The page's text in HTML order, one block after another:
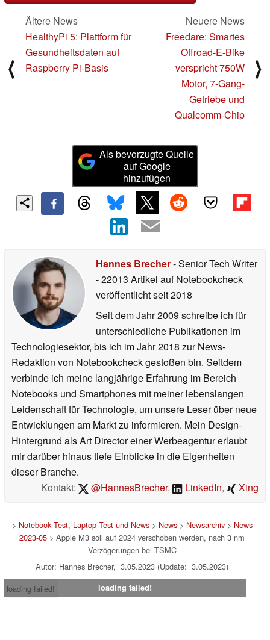
⟨
Ältere News
HealthyPi 5: Plattform für
Gesundheitsdaten auf
Raspberry Pi-Basis
Neuere News
Freedare: Smartes
Offroad-E-Bike
verspricht 750W
Motor, 7-Gang-
Getriebe und
Qualcomm-Chip
⟩
Als bevorzugte Quelle
auf Google
hinzufügen
Hannes Brecher- Senior Tech Writer
- 22013 Artikel auf Notebookcheck
veröffentlichtseit 2018
Seit dem Jahr 2009 schreibe ich für
unterschiedliche Publikationen im
Technologiesektor, bis ich im Jahr 2018 zur News-
Redaktion von Notebookcheck gestoßen bin. Seitdem
verbinde ich meine langjährige Erfahrung im Bereich
Notebooks und Smartphones mit meiner lebenslangen
Leidenschaft für Technologie, um unsere Leser über neue
Entwicklungen am Markt zu informieren. Mein Design-
Hintergrund als Art Director einer Werbeagentur erlaubt
mir darüber hinaus tiefe Einblicke in die Eigenheiten
dieser Branche.
Kontakt:
@HannesBrecher, LinkedIn, Xing
> Notebook Test, Laptop Test und News> News> Newsarchiv> News
2023-05 > Apple M3 soll auf 2024 verschoben werden, nach 3 nm
Verzögerungen bei TSMC
Autor: Hannes Brecher, 3.05.2023 (Update: 3.05.2023)
loading failed!
loading failed!